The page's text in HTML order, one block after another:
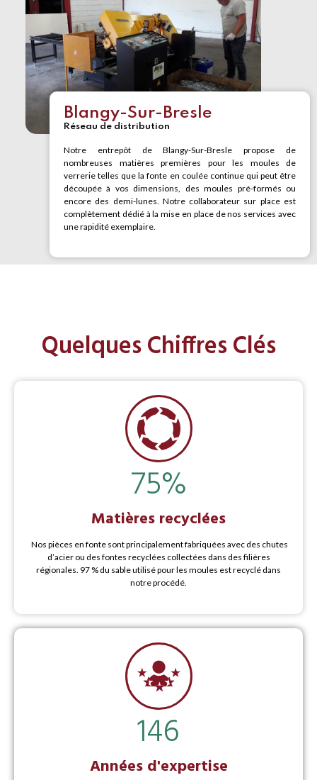
Blangy-Sur-Bresle
Réseau de distribution
Notre entrepôt de Blangy-Sur-Bresle propose de
nombreuses matières premières pour les moules de
verrerie telles que la fonte en coulée continue qui peut être
découpée à vos dimensions, des moules pré-formés ou
encore des demi-lunes. Notre collaborateur sur place est
complètement dédié à la mise en place de nos services avec
une rapidité exemplaire.
Quelques Chiffres Clés
75%
Matières recyclées
Nos pièces en fonte sont principalement fabriquées avec des chutes
d’acier ou des fontes recyclées collectées dans des filières
régionales. 97 % du sable utilisé pour les moules est recyclé dans
notre procédé.
146
Années d'expertise